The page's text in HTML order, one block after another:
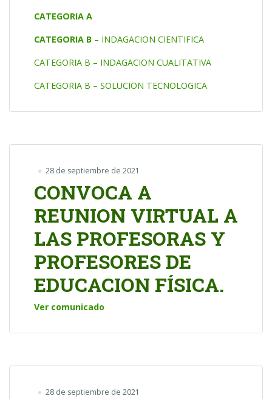
CATEGORIA A
CATEGORIA B – INDAGACION CIENTIFICA
CATEGORIA B – INDAGACION CUALITATIVA
CATEGORIA B – SOLUCION TECNOLOGICA
28 de septiembre de 2021
CONVOCA A
REUNION VIRTUAL A
LAS PROFESORAS Y
PROFESORES DE
EDUCACION FÍSICA.
Ver comunicado
28 de septiembre de 2021